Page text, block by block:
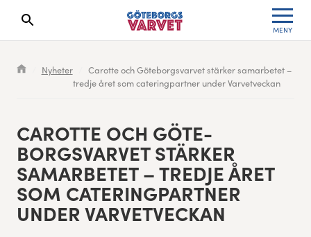
MENY
Sökresultaten dyker upp här
Nyheter
Carotte och Göteborgsvarvet stärker samarbetet –
tredje året som cateringpartner under Varvetveckan
CAROTTE OCH GÖTE­
BORGSVARVET STÄRK­ER
SAMAR­BETET – TRED­JE ÅRET
SOM CATER­ING­PART­NER
UNDER VARVETVECKAN
Deltagarinformation
Bana
Göteborgsvarvet Expo
Stafettvarvet
Minivarvet
Lilla Varvet
Evenemangs- & mediepartners
Partners Varvetveckan
Partnerportal
Resultatarkiv